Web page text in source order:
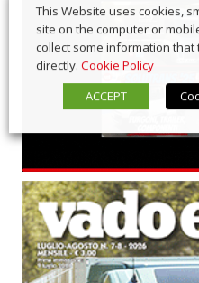
This Website uses cookies,
site on the computer or
collect some information
directly. Cookie Policy
ACCEPT